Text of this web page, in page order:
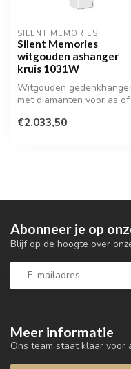
SILENT MEMORIES
Silent Memories
witgouden ashanger
kruis 1031W
Witgouden
met diamanten voor as of
€2.033,50
Meer informatie
Ons team staat klaar voor
Abonneer je op
Blijf op de hoogte over